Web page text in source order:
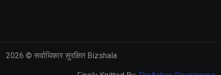
2026 © सर्वाधिकार सुरक्षित Bizshala